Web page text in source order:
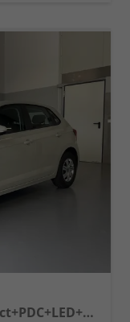
1.0 MPI Sitzheizung+AppConnect+PDC+LED+Touch+Lichtsensor+MultiLenkrad